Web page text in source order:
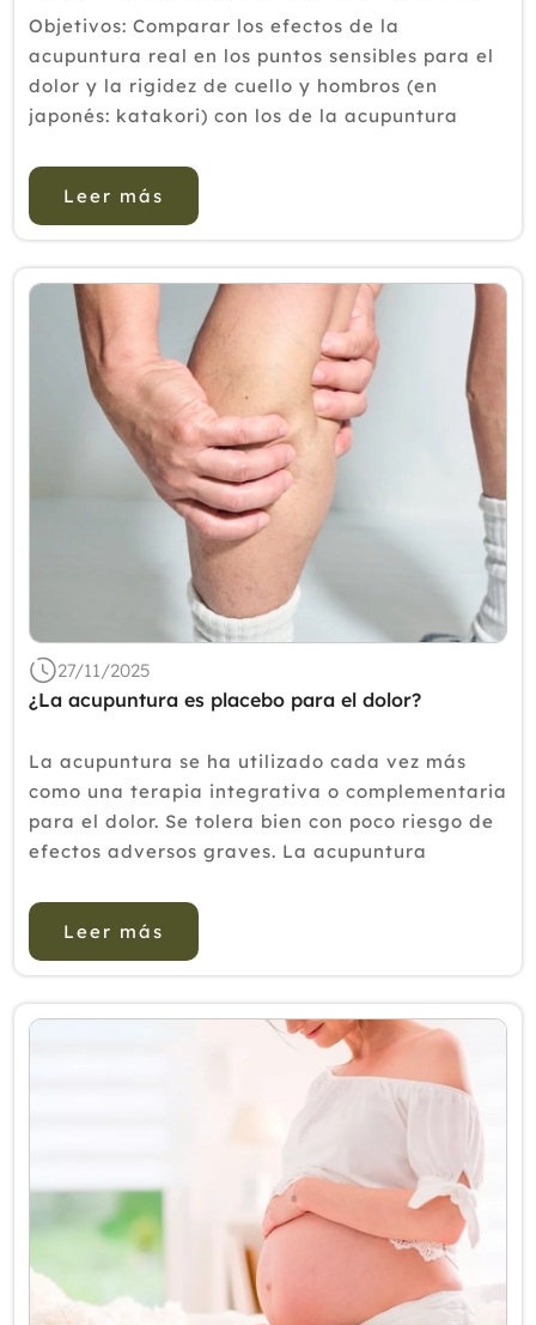
Objetivos: Comparar los efectos de la
acupuntura real en los puntos sensibles para el
dolor y la rigidez de cuello y hombros (en
japonés: katakori) con los de la acupuntura
controlado. Métodos: Treinta y ...
Leer más
27/11/2025
¿La acupuntura es placebo para el dolor?
La acupuntura se ha utilizado cada vez más
como una terapia integrativa o complementaria
para el dolor. Se tolera bien con poco riesgo de
efectos adversos graves. La acupuntura
electroacupuntura y el punción seca, a menudo
Leer más